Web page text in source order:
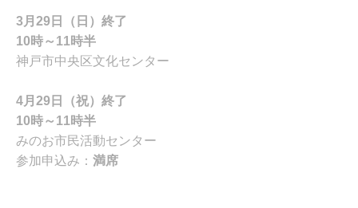
3月29日（日）終了
10時～11時半
神戸市中央区文化センター
4月29日（祝）終了
10時～11時半
みのお市民活動センター
参加申込み： 満席